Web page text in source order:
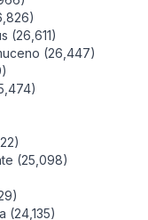
(26,611)
(26,447)
(25,098)
(24,135)